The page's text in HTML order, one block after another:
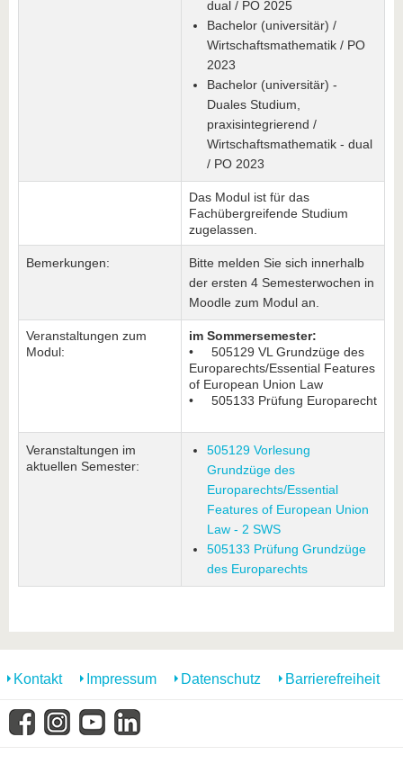
dual / PO 2025
Bachelor (universitär) /
Wirtschaftsmathematik / PO
2023
Bachelor (universitär) -
Duales Studium,
praxisintegrierend /
Wirtschaftsmathematik - dual
/ PO 2023
Das Modul ist für das
Fachübergreifende Studium
zugelassen.
Bemerkungen:
Bitte melden Sie sich innerhalb
der ersten 4 Semesterwochen in
Moodle zum Modul an.
Veranstaltungen zum
Modul:
im Sommersemester:
• 505129 VL Grundzüge des
Europarechts/Essential Features
of European Union Law
• 505133 Prüfung Europarecht
Veranstaltungen im
aktuellen Semester:
505129 Vorlesung
Grundzüge des
Europarechts/Essential
Features of European Union
Law - 2 SWS
505133 Prüfung Grundzüge
des Europarechts
Kontakt Impressum Datenschutz Barrierefreiheit